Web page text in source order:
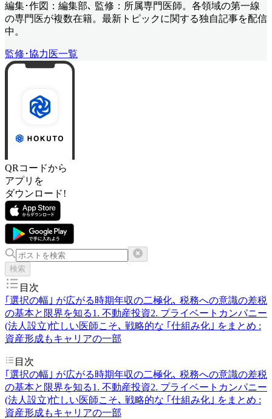
編集･作図：編集部､ 監修：所属専門医師。各領域の第一線
の専門医が複数在籍。最新トピックに関する独自記事を配信
中。
監修･協力医一覧
QRコードから
アプリを
ダウンロード!
検索
目次
｢選択の幅｣ が広がる時期年収の二極化､ 税務への意識の差税
の基本と限界を知る1. 不動産投資2. プライベートカンパニー
(法人設立)忙しい医師こそ､ 戦略的な ｢仕組み化｣ を まとめ :
資産形成もキャリアの一部
目次
｢選択の幅｣ が広がる時期年収の二極化､ 税務への意識の差税
の基本と限界を知る1. 不動産投資2. プライベートカンパニー
(法人設立)忙しい医師こそ､ 戦略的な ｢仕組み化｣ を まとめ :
資産形成もキャリアの一部